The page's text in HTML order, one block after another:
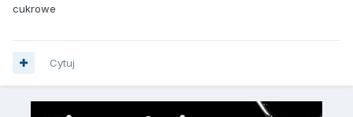
cukrowe
Cytuj